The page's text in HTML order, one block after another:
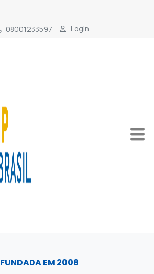
08001233597 Login
FUNDADA EM 2008